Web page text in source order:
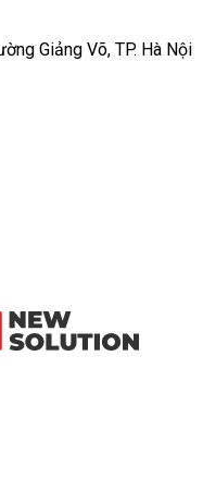
Giảng Võ, TP. Hà Nội